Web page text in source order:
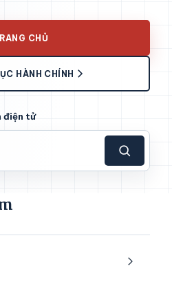
CHỦ
HÀNH CHÍNH
điện tử